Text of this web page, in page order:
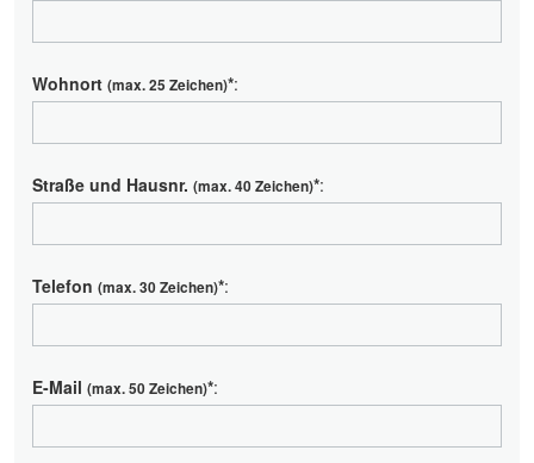
Wohnort (max. 25 Zeichen)*:
Straße und Hausnr. (max. 40 Zeichen)*:
Telefon (max. 30 Zeichen)*:
E-Mail (max. 50 Zeichen)*: